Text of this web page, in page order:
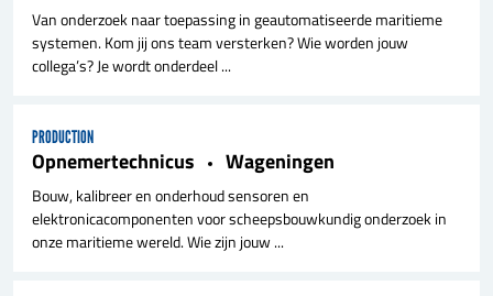
Van onderzoek naar toepassing in geautomatiseerde maritieme
systemen. Kom jij ons team versterken? Wie worden jouw
collega’s? Je wordt onderdeel ...
PRODUCTION
Opnemertechnicus Wageningen
Bouw, kalibreer en onderhoud sensoren en
elektronicacomponenten voor scheepsbouwkundig onderzoek in
onze maritieme wereld. Wie zijn jouw ...